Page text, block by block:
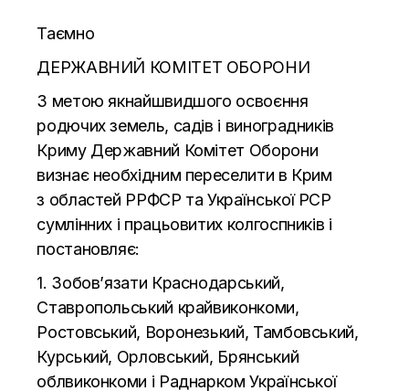
Таємно
ДЕРЖАВНИЙ КОМІТЕТ ОБОРОНИ
З метою якнайшвидшого освоєння
родючих земель, садів і виноградників
Криму Державний Комітет Оборони
визнає необхідним переселити в Крим
з областей РРФСР та Української РСР
сумлінних і працьовитих колгоспників і
постановляє:
1. Зобов’язати Краснодарський,
Ставропольський крайвиконкоми,
Ростовський, Воронезький, Тамбовський,
Курський, Орловський, Брянський
облвиконкоми і Раднарком Української